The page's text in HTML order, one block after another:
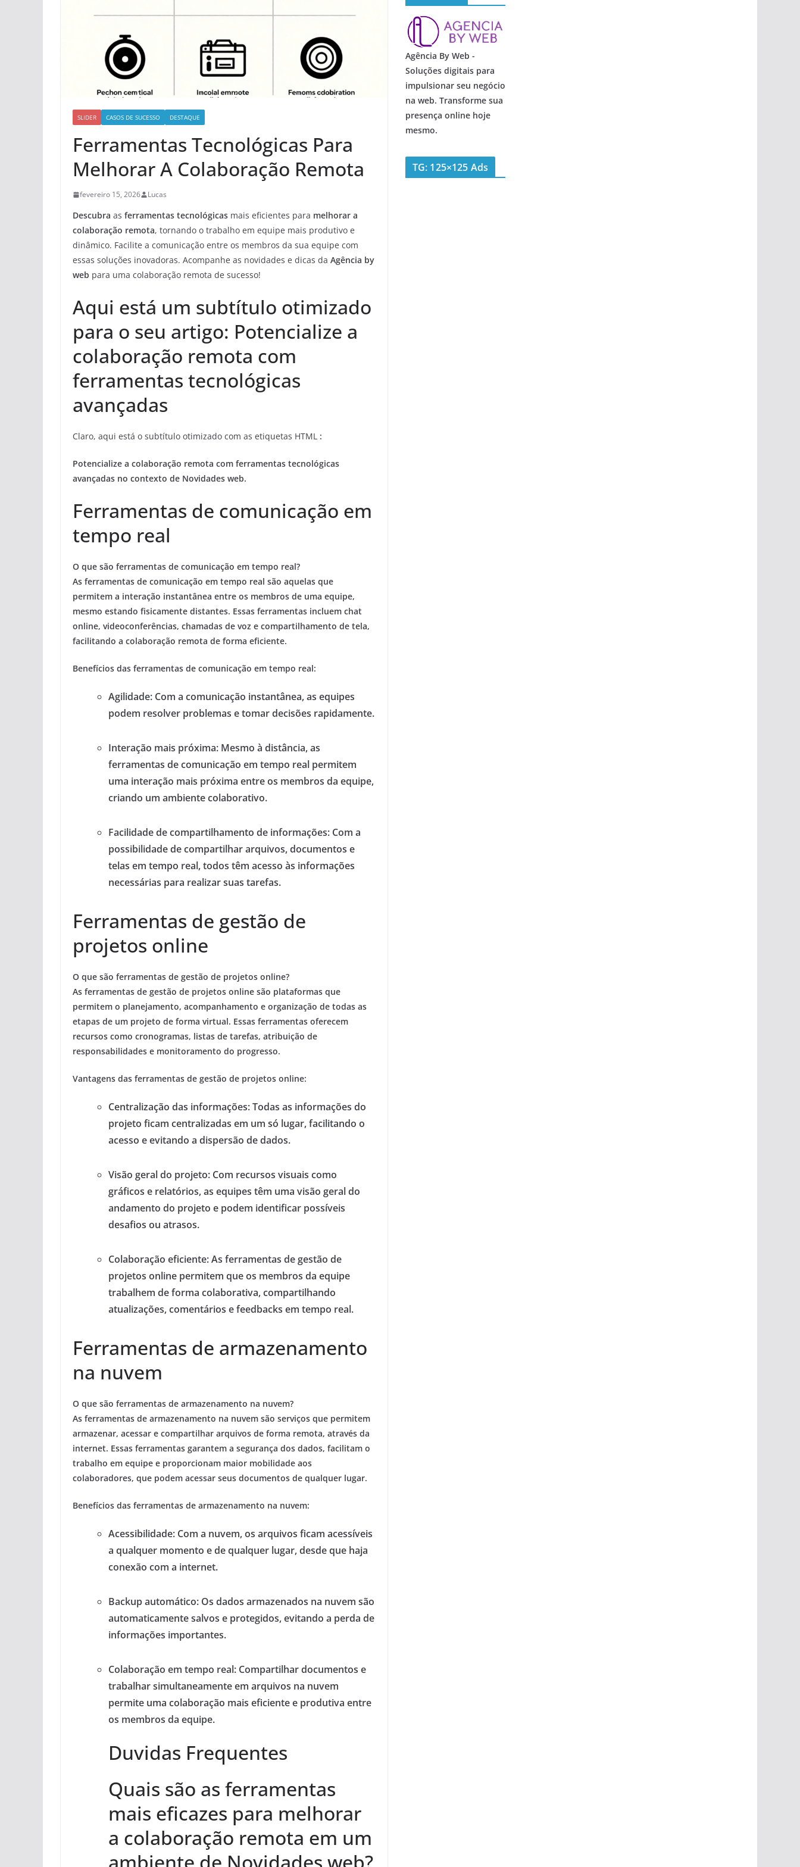
SLIDER CASOS DE SUCESSO DESTAQUE
Ferramentas Tecnológicas Para
Melhorar A Colaboração Remota
fevereiro 15, 2026 Lucas
Descubra as ferramentas tecnológicas mais eficientes para melhorar a
colaboração remota, tornando o trabalho em equipe mais produtivo e
dinâmico. Facilite a comunicação entre os membros da sua equipe com
essas soluções inovadoras. Acompanhe as novidades e dicas da Agência by
web para uma colaboração remota de sucesso!
Aqui está um subtítulo otimizado
para o seu artigo: Potencialize a
colaboração remota com
ferramentas tecnológicas
avançadas
Claro, aqui está o subtítulo otimizado com as etiquetas HTML :
Potencialize a colaboração remota com ferramentas tecnológicas
avançadas no contexto de Novidades web.
Ferramentas de comunicação em
tempo real
O que são ferramentas de comunicação em tempo real?
As ferramentas de comunicação em tempo real são aquelas que
permitem a interação instantânea entre os membros de uma equipe,
mesmo estando fisicamente distantes. Essas ferramentas incluem chat
online, videoconferências, chamadas de voz e compartilhamento de tela,
facilitando a colaboração remota de forma eficiente.
Benefícios das ferramentas de comunicação em tempo real:
Agilidade: Com a comunicação instantânea, as equipes
podem resolver problemas e tomar decisões rapidamente.
Interação mais próxima: Mesmo à distância, as
ferramentas de comunicação em tempo real permitem
uma interação mais próxima entre os membros da equipe,
criando um ambiente colaborativo.
Facilidade de compartilhamento de informações: Com a
possibilidade de compartilhar arquivos, documentos e
telas em tempo real, todos têm acesso às informações
necessárias para realizar suas tarefas.
Ferramentas de gestão de
projetos online
O que são ferramentas de gestão de projetos online?
As ferramentas de gestão de projetos online são plataformas que
permitem o planejamento, acompanhamento e organização de todas as
etapas de um projeto de forma virtual. Essas ferramentas oferecem
recursos como cronogramas, listas de tarefas, atribuição de
responsabilidades e monitoramento do progresso.
Vantagens das ferramentas de gestão de projetos online:
Centralização das informações:Todas as informações do
projeto ficam centralizadas em um só lugar, facilitando o
acesso e evitando a dispersão de dados.
Visão geral do projeto: Com recursos visuais como
gráficos e relatórios, as equipes têm uma visão geral do
andamento do projeto e podem identificar possíveis
desafios ou atrasos.
Colaboração eficiente:As ferramentas de gestão de
projetos online permitem que os membros da equipe
trabalhem de forma colaborativa, compartilhando
atualizações, comentários e feedbacks em tempo real.
Ferramentas de armazenamento
na nuvem
O que são ferramentas de armazenamento na nuvem?
As ferramentas de armazenamento na nuvem são serviços que permitem
armazenar, acessar e compartilhar arquivos de forma remota, através da
internet. Essas ferramentas garantem a segurança dos dados, facilitam o
trabalho em equipe e proporcionam maior mobilidade aos
colaboradores, que podem acessar seus documentos de qualquer lugar.
Benefícios das ferramentas de armazenamento na nuvem:
Acessibilidade: Com a nuvem, os arquivos ficam acessíveis
a qualquer momento e de qualquer lugar, desde que haja
conexão com a internet.
Backup automático: Os dados armazenados na nuvem são
automaticamente salvos e protegidos, evitando a perda de
informações importantes.
Colaboração em tempo real: Compartilhar documentos e
trabalhar simultaneamente em arquivos na nuvem
permite uma colaboração mais eficiente e produtiva entre
os membros da equipe.
Duvidas Frequentes
Quais são as ferramentas
mais eficazes para melhorar
a colaboração remota em um
Agência By Web -
Soluções digitais para
impulsionar seu negócio
na web. Transforme sua
presença online hoje
mesmo.
TG: 125×125 Ads